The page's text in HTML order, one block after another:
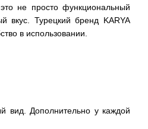
не просто функциональный
вкус. Турецкий бренд KARYA
в использовании.
вид. Дополнительно у каждой